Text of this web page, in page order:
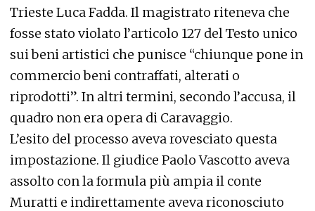
Trieste Luca Fadda. Il magistrato riteneva che
fosse stato violato l’articolo 127 del Testo unico
sui beni artistici che punisce “chiunque pone in
commercio beni contraffati, alterati o
riprodotti”. In altri termini, secondo l’accusa, il
quadro non era opera di Caravaggio.
L’esito del processo aveva rovesciato questa
impostazione. Il giudice Paolo Vascotto aveva
assolto con la formula più ampia il conte
Muratti e indirettamente aveva riconosciuto